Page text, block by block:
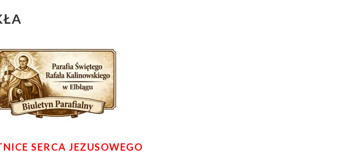
SERCA JEZUSOWEGO